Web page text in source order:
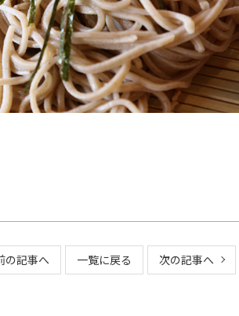
の記事へ 一覧に戻る 次の記事へ